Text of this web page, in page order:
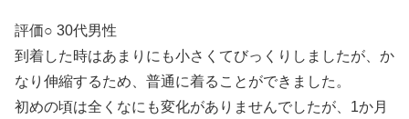
評価○ 30代男性
到着した時はあまりにも小さくてびっくりしましたが、か
なり伸縮するため、普通に着ることができました。
初めの頃は全くなにも変化がありませんでしたが、1か月